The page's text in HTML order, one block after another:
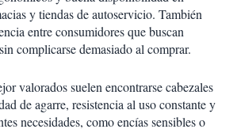
y tiendas de autoservicio. También
entre consumidores que buscan
complicarse demasiado al comprar.
valorados suelen encontrarse cabezales
de agarre, resistencia al uso constante y
necesidades, como encías sensibles o